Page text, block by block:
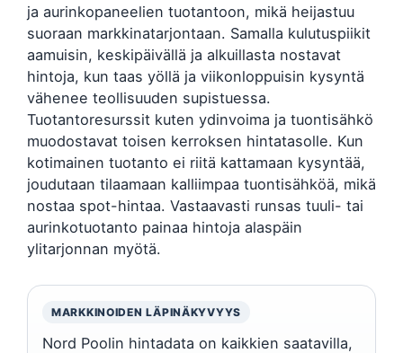
ja aurinkopaneelien tuotantoon, mikä heijastuu
suoraan markkinatarjontaan. Samalla kulutuspiikit
aamuisin, keskipäivällä ja alkuillasta nostavat
hintoja, kun taas yöllä ja viikonloppuisin kysyntä
vähenee teollisuuden supistuessa.
Tuotantoresurssit kuten ydinvoima ja tuontisähkö
muodostavat toisen kerroksen hintatasolle. Kun
kotimainen tuotanto ei riitä kattamaan kysyntää,
joudutaan tilaamaan kalliimpaa tuontisähköä, mikä
nostaa spot-hintaa. Vastaavasti runsas tuuli- tai
aurinkotuotanto painaa hintoja alaspäin
ylitarjonnan myötä.
MARKKINOIDEN LÄPINÄKYVYYS
Nord Poolin hintadata on kaikkien saatavilla,